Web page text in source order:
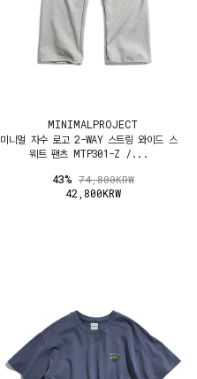
MINIMALPROJECT
미니멀 자수 로고 2-WAY 스트링 와이드 스
웨트 팬츠 MTP301-Z /...
43% 74,800KRW
42,800KRW